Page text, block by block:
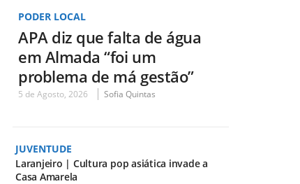
PODER LOCAL
APA diz que falta de água
em Almada “foi um
problema de má gestão”
5 de Agosto, 2026 Sofia Quintas
JUVENTUDE
Laranjeiro | Cultura pop asiática invade a
Casa Amarela